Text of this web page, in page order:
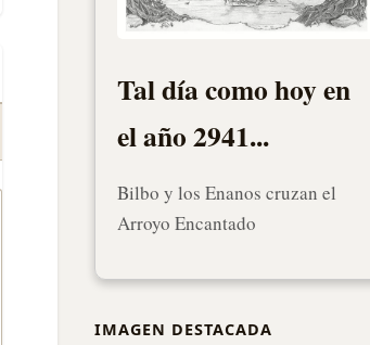
el año 2941...
Bombur cae al agua y el
encantamiento del sueño se
apodera de él